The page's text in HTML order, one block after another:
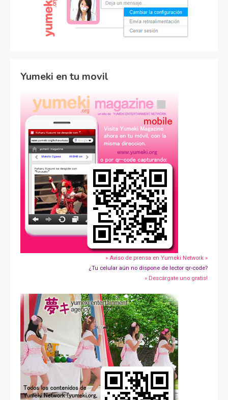
Yumeki en tu movil
» Aviso de prensa en Yumeki Network »
¿Tu celular aún no dispone de lector qr-code?
» Descárgate uno gratis!